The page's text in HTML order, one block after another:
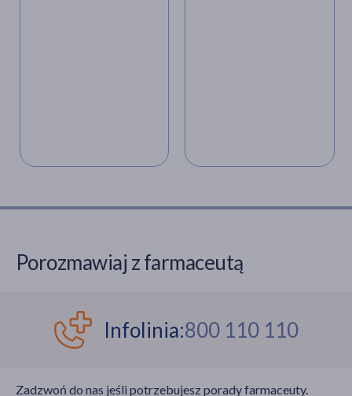
Porozmawiaj z farmaceutą
Infolinia:800 110 110
Zadzwoń do nas jeśli potrzebujesz porady farmaceuty.